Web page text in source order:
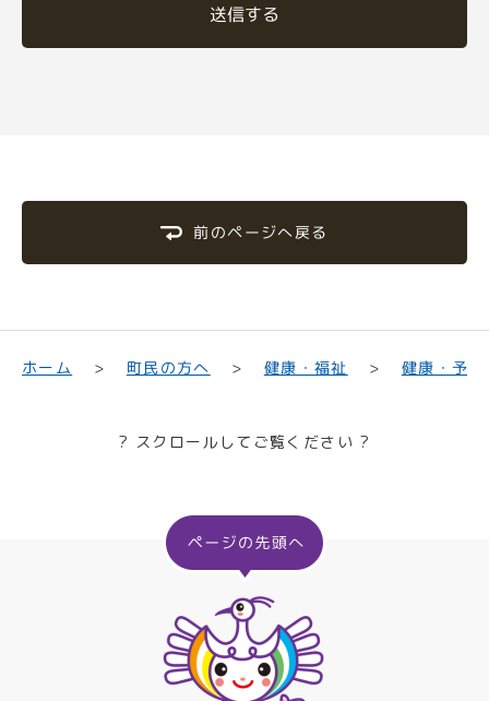
送信する
前のページへ戻る
ホーム 町民の方へ 健康・福祉 健康・予防
? スクロールしてご覧ください ?